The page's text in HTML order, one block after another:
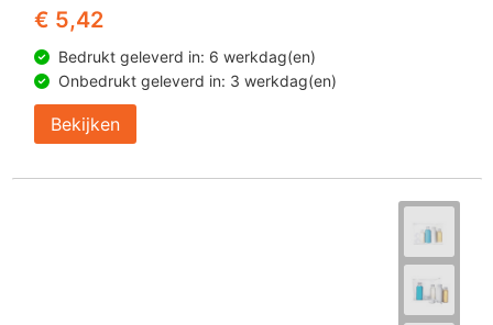
€ 5,42
Bedrukt geleverd in: 6 werkdag(en)
Onbedrukt geleverd in: 3 werkdag(en)
Bekijken